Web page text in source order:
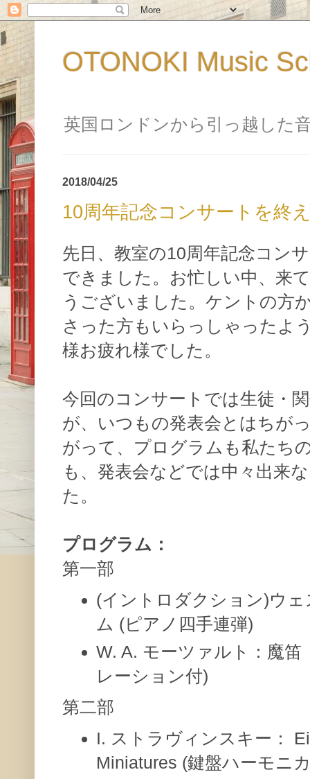
OTONOKI Music
英国ロンドンから引っ越した
2018/04/25
10周年記念コンサートを終
先日、教室の10周年記念コン
できました。お忙しい中、来
うございました。ケントの方
さった方もいらっしゃったよ
様お疲れ様でした。
今回のコンサートでは生徒・
が、いつもの発表会とはちが
がって、プログラムも私たち
も、発表会などでは中々出来
た。
プログラム：
第一部
(イントロダクション)ウ
ム (ピアノ四手連弾)
W. A. モーツァルト：魔
レーション付)
第二部
I. ストラヴィンスキー：
Miniatures (鍵盤ハーモニ